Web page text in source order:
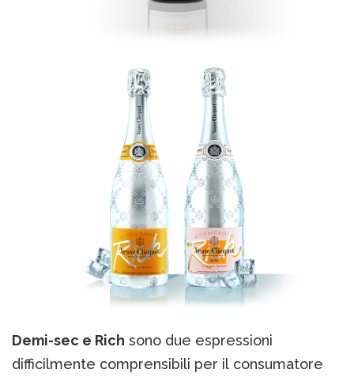
Demi-sec e Rich sono due espressioni
difficilmente comprensibili per il consumatore